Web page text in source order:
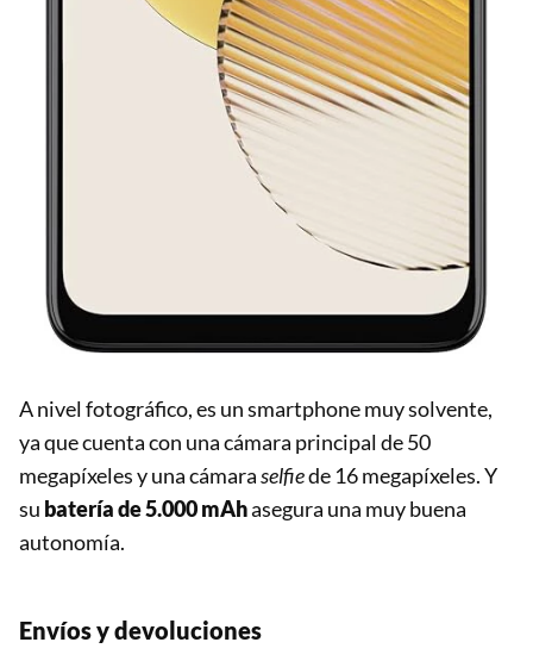
A nivel fotográfico, es un smartphone muy solvente,
ya que cuenta con una cámara principal de 50
megapíxeles y una cámaraselfiede 16 megapíxeles. Y
su batería de 5.000 mAhasegura una muy buena
autonomía.
Envíos y devoluciones